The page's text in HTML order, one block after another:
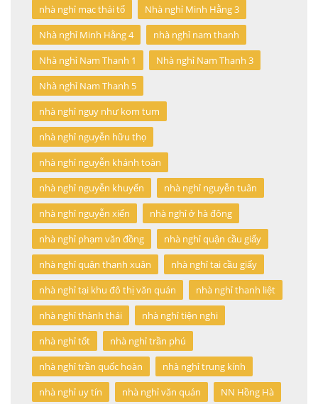
nhà nghỉ mạc thái tổ
Nhà nghỉ Minh Hằng 3
Nhà nghỉ Minh Hằng 4
nhà nghỉ nam thanh
Nhà nghỉ Nam Thanh 1
Nhà nghỉ Nam Thanh 3
Nhà nghỉ Nam Thanh 5
nhà nghỉ ngụy như kom tum
nhà nghỉ nguyễn hữu thọ
nhà nghỉ nguyễn khánh toàn
nhà nghỉ nguyễn khuyến
nhà nghỉ nguyễn tuân
nhà nghỉ nguyễn xiển
nhà nghỉ ở hà đông
nhà nghỉ phạm văn đồng
nhà nghỉ quận cầu giấy
nhà nghỉ quận thanh xuân
nhà nghỉ tại cầu giấy
nhà nghỉ tại khu đô thị văn quán
nhà nghỉ thanh liệt
nhà nghỉ thành thái
nhà nghỉ tiện nghi
nhà nghỉ tốt
nhà nghỉ trần phú
nhà nghỉ trần quốc hoàn
nhà nghỉ trung kính
nhà nghỉ uy tín
nhà nghỉ văn quán
NN Hồng Hà